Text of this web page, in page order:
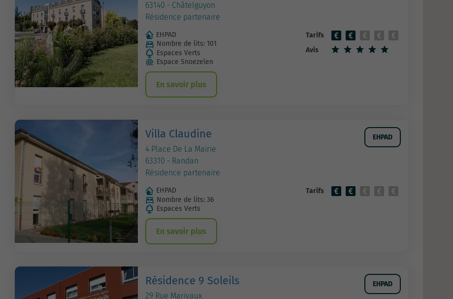
63140 - Châtelguyon
Résidence partenaire
EHPAD
Nombre de lits: 101
Espaces Verts
Espace Snoezelen
Tarifs
Avis
En savoir plus
Villa Claudine
4 Place De La Mairie
63310 - Randan
Résidence partenaire
EHPAD
EHPAD
Nombre de lits: 36
Espaces Verts
Tarifs
En savoir plus
Résidence 9 Soleils
29 Rue Marivaux
EHPAD